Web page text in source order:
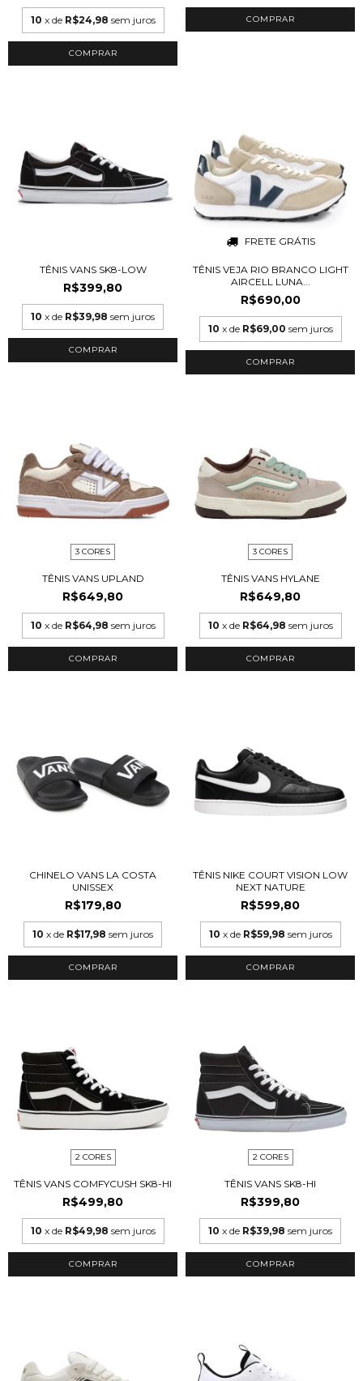
10 x de R$24,98 sem juros
COMPRAR
COMPRAR
TÊNIS VANS SK8-LOW
R$399,80
10 x de R$39,98 sem juros
COMPRAR
FRETE GRÁTIS
TÊNIS VEJA RIO BRANCO LIGHT
AIRCELL LUNA...
R$690,00
10 x de R$69,00 sem juros
COMPRAR
3 CORES
TÊNIS VANS UPLAND
R$649,80
10 x de R$64,98 sem juros
COMPRAR
3 CORES
TÊNIS VANS HYLANE
R$649,80
10 x de R$64,98 sem juros
COMPRAR
CHINELO VANS LA COSTA
UNISSEX
R$179,80
10 x de R$17,98 sem juros
COMPRAR
TÊNIS NIKE COURT VISION LOW
NEXT NATURE
R$599,80
10 x de R$59,98 sem juros
COMPRAR
2 CORES
TÊNIS VANS COMFYCUSH SK8-HI
R$499,80
10 x de R$49,98 sem juros
COMPRAR
2 CORES
TÊNIS VANS SK8-HI
R$399,80
10 x de R$39,98 sem juros
COMPRAR